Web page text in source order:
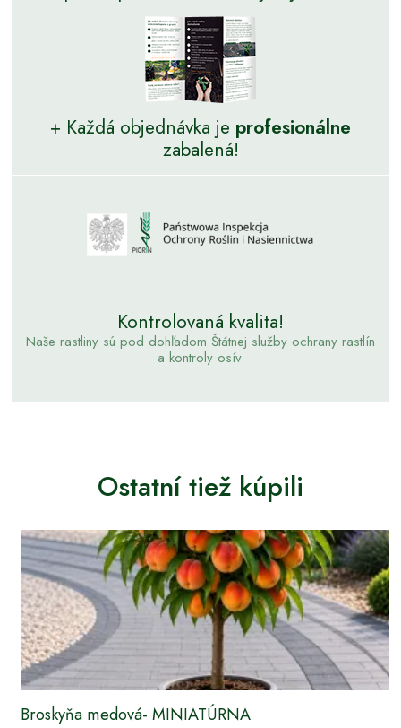
+ Každá objednávka je profesionálne
zabalená!
Kontrolovaná kvalita!
Naše rastliny sú pod dohľadom Štátnej služby ochrany rastlín
a kontroly osív.
Ostatní tiež kúpili
Broskyňa medová- MINIATÚRNA